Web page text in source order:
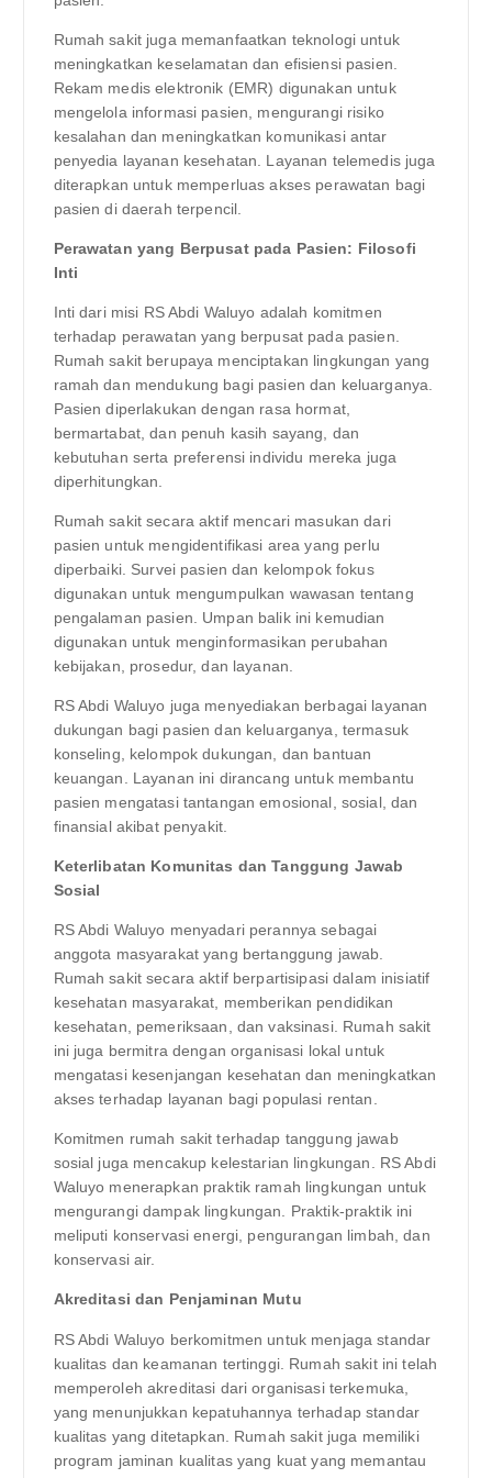
Rumah sakit juga memanfaatkan teknologi untuk
meningkatkan keselamatan dan efisiensi pasien.
Rekam medis elektronik (EMR) digunakan untuk
mengelola informasi pasien, mengurangi risiko
kesalahan dan meningkatkan komunikasi antar
penyedia layanan kesehatan. Layanan telemedis juga
diterapkan untuk memperluas akses perawatan bagi
pasien di daerah terpencil.
Perawatan yang Berpusat pada Pasien: Filosofi
Inti
Inti dari misi RS Abdi Waluyo adalah komitmen
terhadap perawatan yang berpusat pada pasien.
Rumah sakit berupaya menciptakan lingkungan yang
ramah dan mendukung bagi pasien dan keluarganya.
Pasien diperlakukan dengan rasa hormat,
bermartabat, dan penuh kasih sayang, dan
kebutuhan serta preferensi individu mereka juga
diperhitungkan.
Rumah sakit secara aktif mencari masukan dari
pasien untuk mengidentifikasi area yang perlu
diperbaiki. Survei pasien dan kelompok fokus
digunakan untuk mengumpulkan wawasan tentang
pengalaman pasien. Umpan balik ini kemudian
digunakan untuk menginformasikan perubahan
kebijakan, prosedur, dan layanan.
RS Abdi Waluyo juga menyediakan berbagai layanan
dukungan bagi pasien dan keluarganya, termasuk
konseling, kelompok dukungan, dan bantuan
keuangan. Layanan ini dirancang untuk membantu
pasien mengatasi tantangan emosional, sosial, dan
finansial akibat penyakit.
Keterlibatan Komunitas dan Tanggung Jawab
Sosial
RS Abdi Waluyo menyadari perannya sebagai
anggota masyarakat yang bertanggung jawab.
Rumah sakit secara aktif berpartisipasi dalam inisiatif
kesehatan masyarakat, memberikan pendidikan
kesehatan, pemeriksaan, dan vaksinasi. Rumah sakit
ini juga bermitra dengan organisasi lokal untuk
mengatasi kesenjangan kesehatan dan meningkatkan
akses terhadap layanan bagi populasi rentan.
Komitmen rumah sakit terhadap tanggung jawab
sosial juga mencakup kelestarian lingkungan. RS Abdi
Waluyo menerapkan praktik ramah lingkungan untuk
mengurangi dampak lingkungan. Praktik-praktik ini
meliputi konservasi energi, pengurangan limbah, dan
konservasi air.
Akreditasi dan Penjaminan Mutu
RS Abdi Waluyo berkomitmen untuk menjaga standar
kualitas dan keamanan tertinggi. Rumah sakit ini telah
memperoleh akreditasi dari organisasi terkemuka,
yang menunjukkan kepatuhannya terhadap standar
kualitas yang ditetapkan. Rumah sakit juga memiliki
program jaminan kualitas yang kuat yang memantau